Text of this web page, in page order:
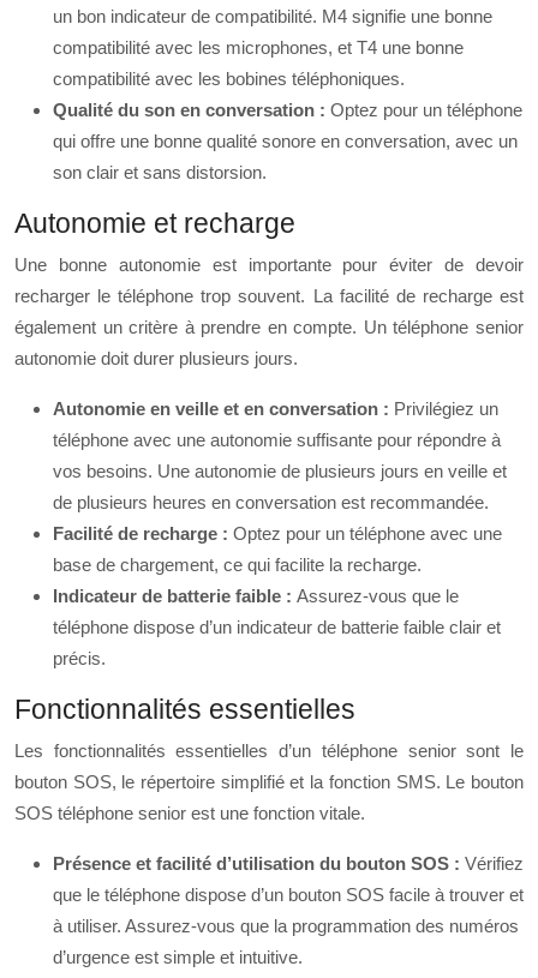
un bon indicateur de compatibilité. M4 signifie une bonne
compatibilité avec les microphones, et T4 une bonne
compatibilité avec les bobines téléphoniques.
Qualité du son en conversation : Optez pour un téléphone
qui offre une bonne qualité sonore en conversation, avec un
son clair et sans distorsion.
Autonomie et recharge
Une bonne autonomie est importante pour éviter de devoir
recharger le téléphone trop souvent. La facilité de recharge est
également un critère à prendre en compte. Un téléphone senior
autonomie doit durer plusieurs jours.
Autonomie en veille et en conversation : Privilégiez un
téléphone avec une autonomie suffisante pour répondre à
vos besoins. Une autonomie de plusieurs jours en veille et
de plusieurs heures en conversation est recommandée.
Facilité de recharge : Optez pour un téléphone avec une
base de chargement, ce qui facilite la recharge.
Indicateur de batterie faible : Assurez-vous que le
téléphone dispose d’un indicateur de batterie faible clair et
précis.
Fonctionnalités essentielles
Les fonctionnalités essentielles d’un téléphone senior sont le
bouton SOS, le répertoire simplifié et la fonction SMS. Le bouton
SOS téléphone senior est une fonction vitale.
Présence et facilité d’utilisation du bouton SOS : Vérifiez
que le téléphone dispose d’un bouton SOS facile à trouver et
à utiliser. Assurez-vous que la programmation des numéros
d’urgence est simple et intuitive.